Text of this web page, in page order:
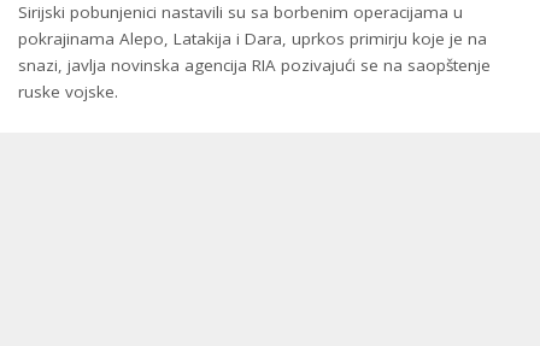
Sirijski pobunjenici nastavili su sa borbenim operacijama u
pokrajinama Alepo, Latakija i Dara, uprkos primirju koje je na
snazi, javlja novinska agencija RIA pozivajući se na saopštenje
ruske vojske.